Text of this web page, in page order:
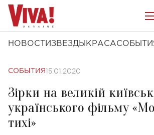
НОВОСТИ ЗВЕЗДЫ КРАСА
СОБЫТИЯ 15.01.2020
Зірки на великій
українського фільму
тихі»